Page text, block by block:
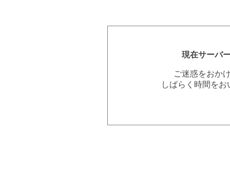
現在サーバ
ご迷惑をおか
しばらく時間を